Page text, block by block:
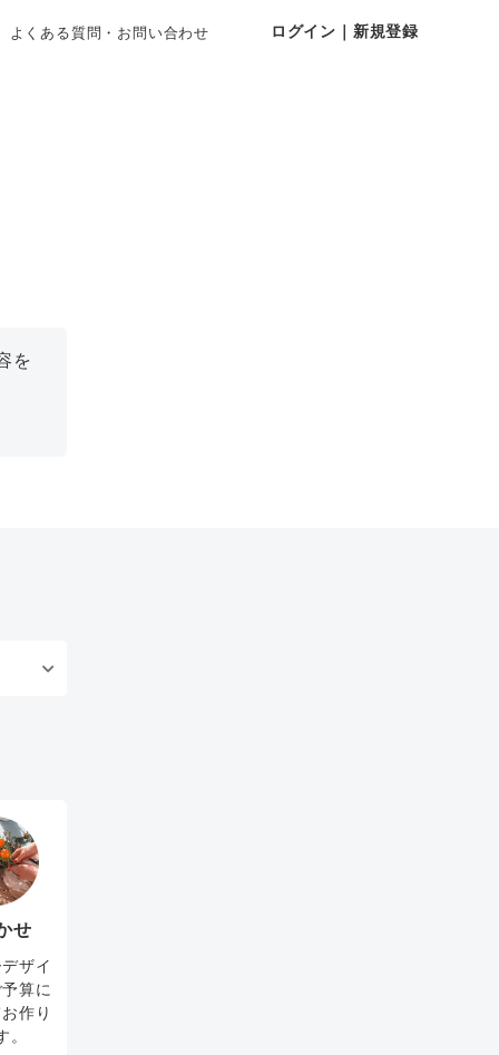
よくある質問・お問い合わせ ログイン｜新規登録
を
せ
ザイ
算に
作り
。